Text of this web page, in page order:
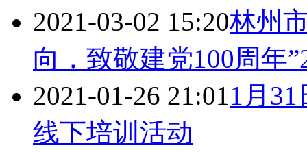
2021-03-02 15:20林州
向，致敬建党100周年
2021-01-26 21:011月
线下培训活动